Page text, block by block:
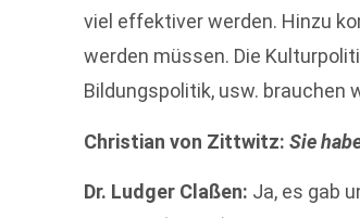
viel effektiver werden. Hinzu
werden müssen. Die
Bildungspolitik, usw. brauchen
Christian von Zittwitz:Sie
Dr. Ludger Claßen: Ja, es gab